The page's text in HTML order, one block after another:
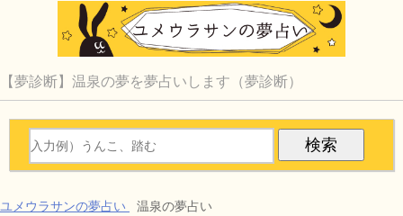
【夢診断】温泉の夢を夢占いします（夢診断）
ユメウラサンの夢占い 温泉の夢占い